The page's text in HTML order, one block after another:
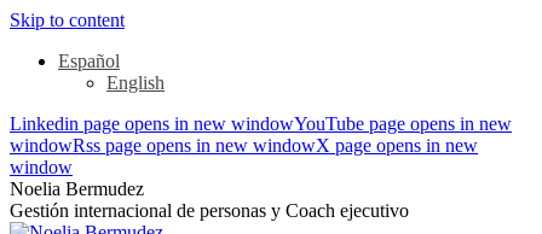
Skip to content
Español
English
Linkedin page opens in new windowYouTube page opens in new
windowRss page opens in new windowX page opens in new
window
Noelia Bermudez
Gestión internacional de personas y Coach ejecutivo